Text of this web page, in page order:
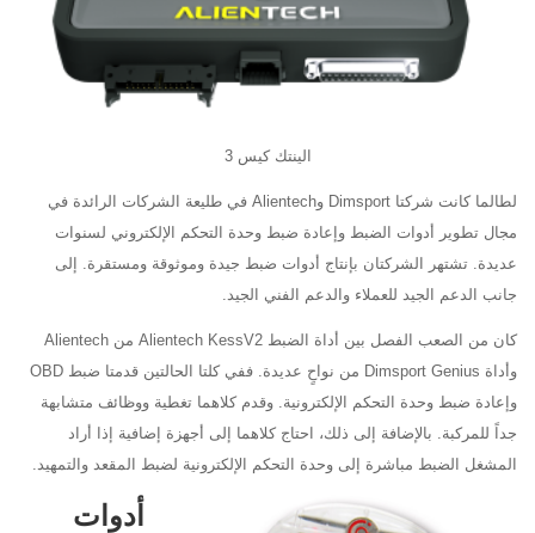
الينتك كيس 3
لطالما كانت شركتا Dimsport وAlientech في طليعة الشركات الرائدة في
مجال تطوير أدوات الضبط وإعادة ضبط وحدة التحكم الإلكتروني لسنوات
عديدة. تشتهر الشركتان بإنتاج أدوات ضبط جيدة وموثوقة ومستقرة. إلى
جانب الدعم الجيد للعملاء والدعم الفني الجيد.
كان من الصعب الفصل بين أداة الضبط Alientech KessV2 من Alientech
وأداة Dimsport Genius من نواحٍ عديدة. ففي كلتا الحالتين قدمتا ضبط OBD
وإعادة ضبط وحدة التحكم الإلكترونية. وقدم كلاهما تغطية ووظائف متشابهة
جداً للمركبة. بالإضافة إلى ذلك، احتاج كلاهما إلى أجهزة إضافية إذا أراد
المشغل الضبط مباشرة إلى وحدة التحكم الإلكترونية لضبط المقعد والتمهيد.
أدوات